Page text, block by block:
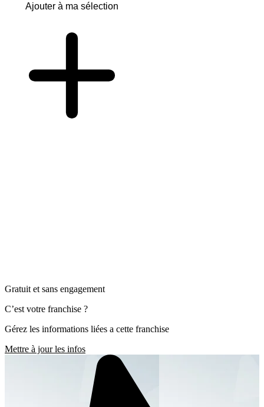
Ajouter à ma sélection
Gratuit et sans engagement
C’est votre franchise ?
Gérez les informations liées a cette franchise
Mettre à jour les infos